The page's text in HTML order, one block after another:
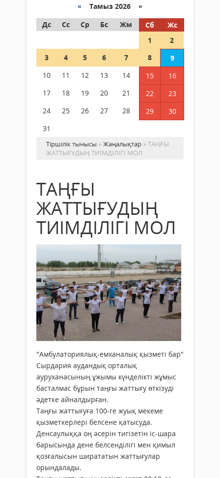
« Тамыз 2026 »
Дс
Сс Ср Бс Жм Сб
Жс
1
2
3
4 5 6 7 8
9
10
11 12 13 14 15
16
17
18 19 20 21 22
23
24
25 26 27 28 29
30
31
Тіршілік тынысы »Жаңалықтар » ТАҢҒЫ
ЖАТТЫҒУДЫҢ ТИІМДІЛІГІ МОЛ
ТАҢҒЫ
ЖАТТЫҒУДЫҢ
ТИІМДІЛІГІ МОЛ
"Амбулаториялық-емханалық қызметі бар"
Сырдария аудандық орталық
ауруханасының ұжымы күнделікті жұмыс
басталмас бұрын таңғы жаттығу өткізуді
әдетке айналдырған.
Таңғы жаттығуға 100-ге жуық мекеме
қызметкерлері белсене қатысуда.
Денсаулыққа оң әсерін тигізетін іс-шара
барысында дене белсенділігі мен қимыл
қозғалысын ширататын жаттығулар
орындалады.